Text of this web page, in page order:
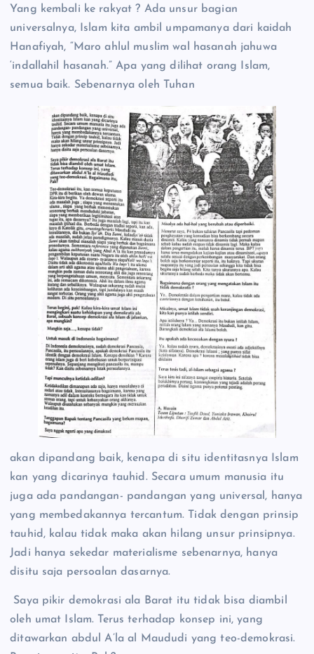
Yang kembali ke rakyat ? Ada unsur bagian
universalnya, Islam kita ambil umpamanya dari kaidah
Hanafiyah, “Maro ahlul muslim wal hasanah jahuwa
‘indallahil hasanah.” Apa yang dilihat orang Islam,
semua baik. Sebenarnya oleh Tuhan
akan dipandang baik, kenapa di situ identitasnya Islam
kan yang dicarinya tauhid. Secara umum manusia itu
juga ada pandangan- pandangan yang universal, hanya
yang membedakannya tercantum. Tidak dengan prinsip
tauhid, kalau tidak maka akan hilang unsur prinsipnya.
Jadi hanya sekedar materialisme sebenarnya, hanya
disitu saja persoalan dasarnya.
Saya pikir demokrasi ala Barat itu tidak bisa diambil
oleh umat Islam. Terus terhadap konsep ini, yang
ditawarkan abdul A’la al Maududi yang teo-demokrasi.